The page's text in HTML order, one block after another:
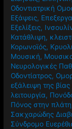
Οδοντιατρική
Εξάψεις,
Εξελίξεις,
Κατάθλιψη,
Κορωνοϊός,
Μουσική,
Νευρολογικές
Οδοντίατρος,
εξάλειψη της
λειτουργία,
Πόνος στην πλάτη
Σακχαρώδης
Σύνδρομο